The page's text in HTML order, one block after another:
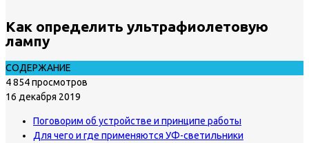
Как определить ультрафиолетовую
лампу
СОДЕРЖАНИЕ
4 854 просмотров
16 декабря 2019
Поговорим об устройстве и принципе работы
Для чего и где применяются УФ-светильники